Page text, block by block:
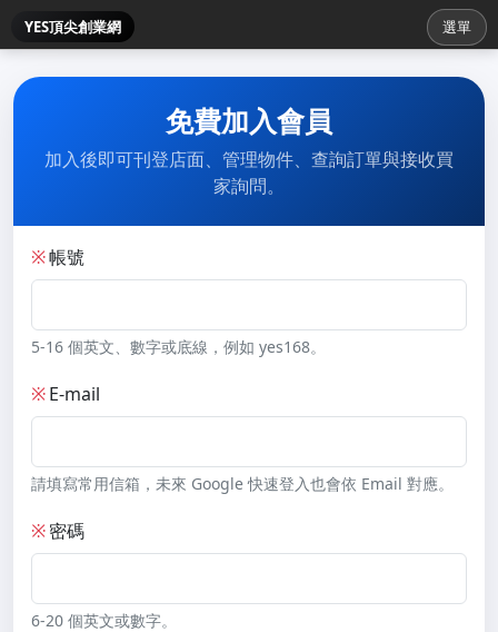
YES頂尖創業網 選單
免費加入會員
加入後即可刊登店面、管理物件、查詢訂單與接收買
家詢問。
※帳號
5-16 個英文、數字或底線，例如 yes168。
※E-mail
請填寫常用信箱，未來 Google 快速登入也會依 Email 對應。
※密碼
6-20 個英文或數字。